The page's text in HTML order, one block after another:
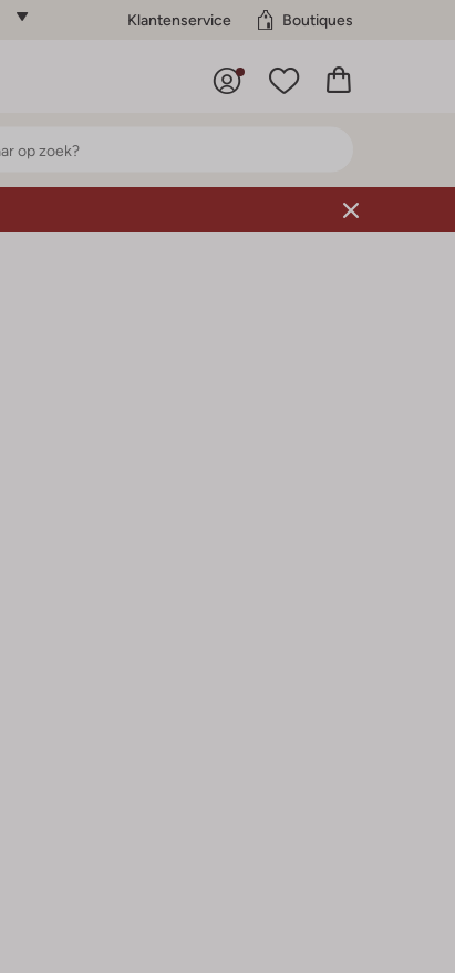
Klantenservice Boutiques